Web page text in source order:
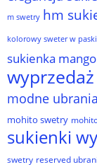
m swetry hm
kolorowy sweter w paski
sukienka mango
wyprzedaż
modne
mohito swetry
sukienki
swetry reserved